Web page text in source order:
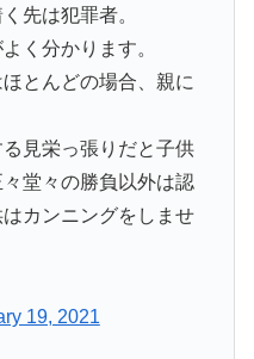
先は犯罪者。
く分かります。
とんどの場合、親に
見栄っ張りだと子供
堂々の勝負以外は認
カンニングをしませ
19, 2021